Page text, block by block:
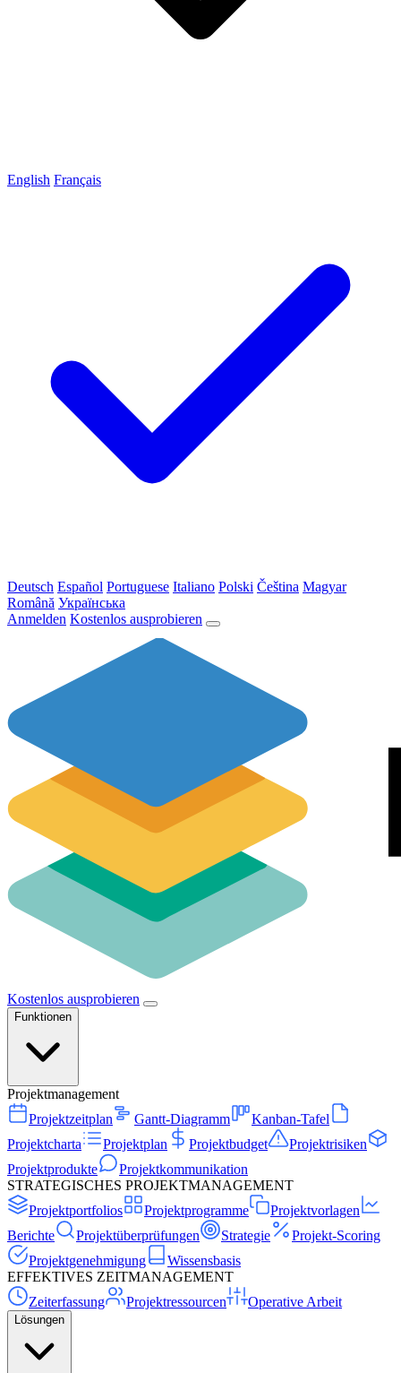
English Français
Deutsch Español Portuguese Italiano Polski Čeština Magyar
Română Українська
Anmelden Kostenlos ausprobieren
Kostenlos ausprobieren
Funktionen
Projektmanagement
Projektzeitplan
Gantt-Diagramm
Kanban-Tafel
Projektcharta
Projektplan Projektbudget
Projektrisiken
Projektprodukte
Projektkommunikation
STRATEGISCHES PROJEKTMANAGEMENT
Projektportfolios
Projektprogramme
Projektvorlagen
Berichte
Projektüberprüfungen Strategie
Projekt-Scoring
Projektgenehmigung
Wissensbasis
EFFEKTIVES ZEITMANAGEMENT
Zeiterfassung
Projektressourcen Operative Arbeit
Lösungen